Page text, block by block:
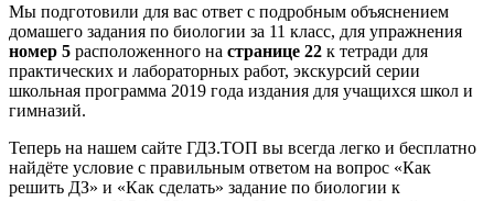
Мы подготовили для вас ответ c подробным объяснением
домашего задания по биологии за 11 класс, для упражнения
номер 5 расположенного на странице 22 к тетради для
практических и лабораторных работ, экскурсий серии
школьная программа 2019 года издания для учащихся школ и
гимназий.
Теперь на нашем сайте ГДЗ.ТОП вы всегда легко и бесплатно
найдёте условие с правильным ответом на вопрос «Как
решить ДЗ» и «Как сделать» задание по биологии к